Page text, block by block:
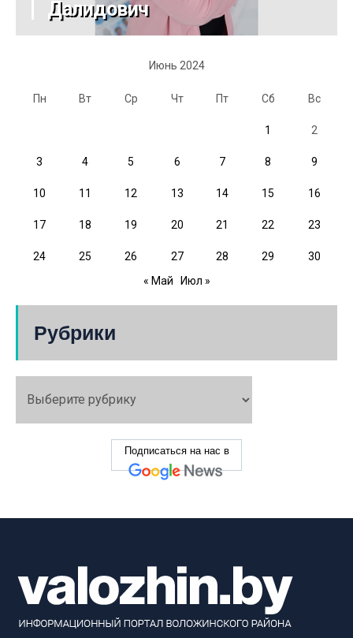
Далидович
Июнь 2024
Пн Вт Ср Чт Пт Сб Вс
1 2
3 4 5 6 7 8 9
10 11 12 13 14 15 16
17 18 19 20 21 22 23
24 25 26 27 28 29
30
« Май
Июл »
Рубрики
Подписаться на нас в